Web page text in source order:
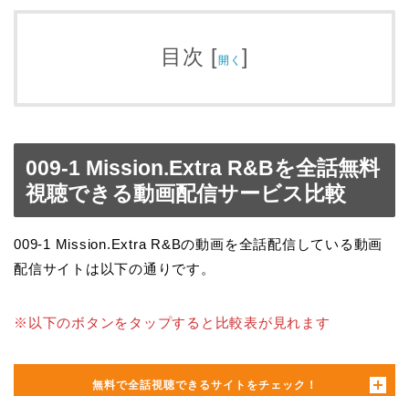
目次 [開く ]
009-1 Mission.Extra R&Bを全話無料
視聴できる動画配信サービス比較
009-1 Mission.Extra R&Bの動画を全話配信している動画
配信サイトは以下の通りです。
※以下のボタンをタップすると比較表が見れます
無料で全話視聴できるサイトをチェック！